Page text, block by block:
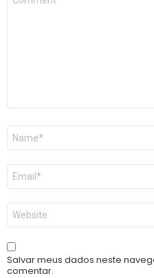
Nome
E-
mail
*
Site
Salvar meus dados neste
comentar.